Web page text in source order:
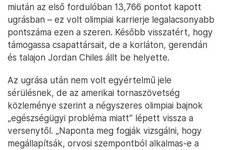
miután az első fordulóban 13,766 pontot kapott
ugrásban – ez volt olimpiai karrierje legalacsonyabb
pontszáma ezen a szeren. Később visszatért, hogy
támogassa csapattársait, de a korláton, gerendán
és talajon Jordan Chiles állt be helyette.
Az ugrása után nem volt egyértelmű jele
sérülésnek, de az amerikai tornaszövetség
közleménye szerint a négyszeres olimpiai bajnok
„egészségügyi probléma miatt” lépett vissza a
versenytől. „Naponta meg fogják vizsgálni, hogy
megállapítsák, orvosi szempontból alkalmas-e a